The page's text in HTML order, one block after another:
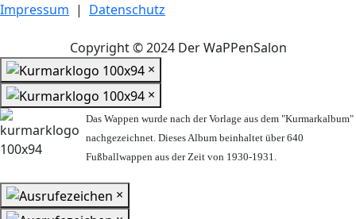
Impressum | Datenschutz
Copyright © 2024 Der WaPPenSalon
×
×
Das Wappen wurde nach der Vorlage aus dem "Kurmarkalbum"
nachgezeichnet. Dieses Album beinhaltet über 640
Fußballwappen aus der Zeit von 1930-1931.
×